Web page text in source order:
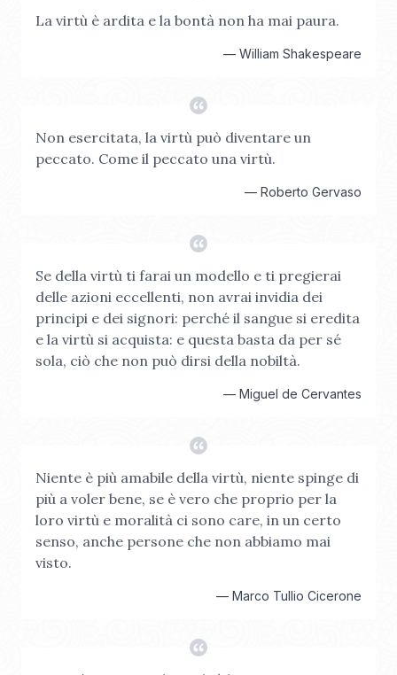
La virtù è ardita e la bontà non ha mai paura.
— William Shakespeare
Non esercitata, la virtù può diventare un
peccato. Come il peccato una virtù.
— Roberto Gervaso
Se della virtù ti farai un modello e ti pregierai
delle azioni eccellenti, non avrai invidia dei
principi e dei signori: perché il sangue si eredita
e la virtù si acquista: e questa basta da per sé
sola, ciò che non può dirsi della nobiltà.
— Miguel de Cervantes
Niente è più amabile della virtù, niente spinge di
più a voler bene, se è vero che proprio per la
loro virtù e moralità ci sono care, in un certo
senso, anche persone che non abbiamo mai
visto.
— Marco Tullio Cicerone